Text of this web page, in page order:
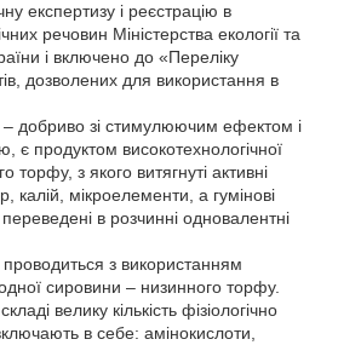
експертизу і реєстрацію в
речовин Міністерства екології та
і включено до «Переліку
дозволених для використання в
добриво зі стимулюючим ефектом і
є продуктом високотехнологічної
торфу, з якого витягнуті активні
калій, мікроелементи, а гумінові
в розчинні одновалентні
з використанням
сировини – низинного торфу.
велику кількість фізіологічно
в себе: амінокислоти,